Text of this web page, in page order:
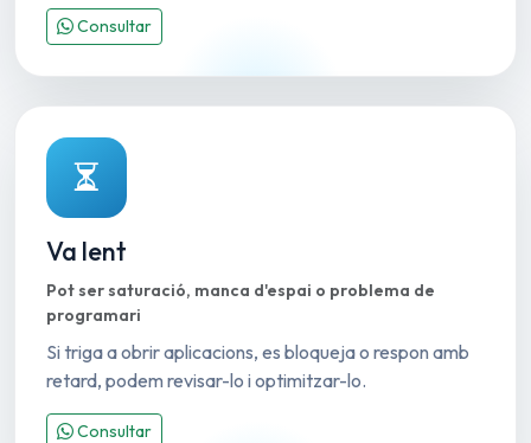
Consultar
Va lent
Pot ser saturació, manca d'espai o problema de
programari
Si triga a obrir aplicacions, es bloqueja o respon amb
retard, podem revisar-lo i optimitzar-lo.
Consultar